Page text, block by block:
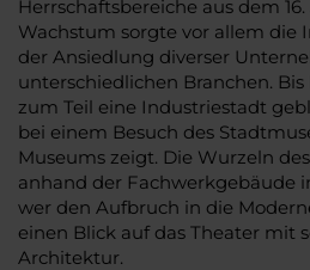
Herrschaftsbereiche aus dem
Wachstum sorgte vor allem die
der Ansiedlung diverser
unterschiedlichen Branchen.
zum Teil eine Industriestadt
bei einem Besuch des
Museums zeigt. Die Wurzeln
anhand der Fachwerkgebäude
wer den Aufbruch in die
einen Blick auf das Theater mit
Architektur.